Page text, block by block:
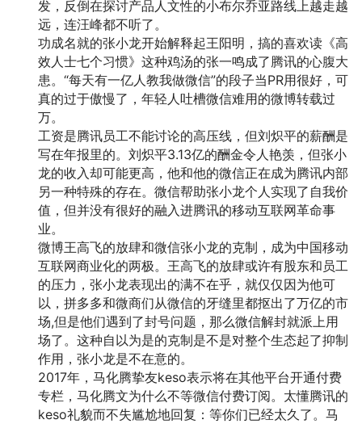
发，反倒在探讨产品人文性的小布尔乔亚路线上越走越
远，连汪峰都不听了。
功成名就的张小龙开始解释起王阳明，搞的喜欢读《高
效人士七个习惯》这种鸡汤的张一鸣成了腾讯的心腹大
患。“每天有一亿人教我做微信”的段子当PR用很好，可
真的过于傲慢了，年轻人吐槽微信难用的微博转载过
万。
工资是腾讯员工不能讨论的高压线，但刘炽平的薪酬是
写在年报里的。刘炽平3.13亿的酬金令人艳羡，但张小
龙的收入却可能更高，他和他的微信正在成为腾讯内部
另一种特殊的存在。微信帮助张小龙个人实现了自我价
值，但并没有很好的融入进腾讯的移动互联网革命事
业。
微博王高飞的放肆和微信张小龙的克制，成为中国移动
互联网商业化的两极。王高飞的放肆或许有股东和员工
的压力，张小龙表现出的满不在乎，就仅仅因为他可
以，拼多多和微商们从微信的牙缝里都抠出了万亿的市
场,但是他们遇到了封号问题，那么微信解封就派上用
场了。这种自以为是的克制是不是对整个生态起了抑制
作用，张小龙是不在意的。
2017年，马化腾挚友keso表示将在其他平台开通付费
专栏，马化腾文为什么不等微信付费订阅。太懂腾讯的
keso礼貌而不失尴尬地回复：等你们已经太久了。马